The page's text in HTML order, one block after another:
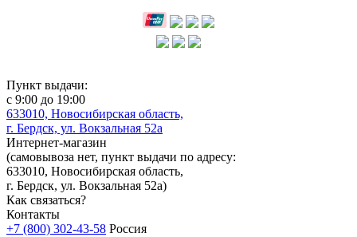
Пункт выдачи:
с 9:00 до 19:00
633010, Новосибирская область,
г. Бердск, ул. Вокзальная 52а
Интернет-магазин
(самовывоза нет, пункт выдачи по адресу:
633010, Новосибирская область,
г. Бердск, ул. Вокзальная 52а)
Как связаться?
Контакты
+7 (800) 302-43-58 Россия